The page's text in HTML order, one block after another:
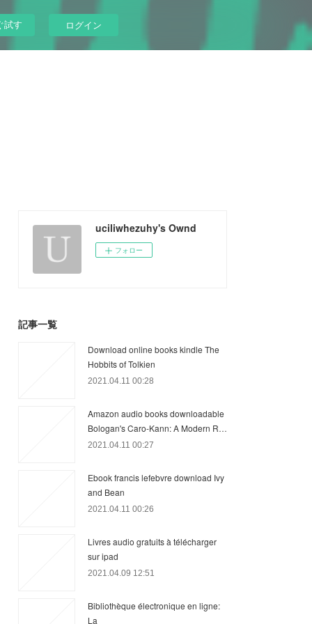
試す ログイン
uciliwhezuhy's Ownd
フォロー
記事一覧
Download online books kindle The
Hobbits of Tolkien
2021.04.11 00:28
Amazon audio books downloadable
Bologan's Caro-Kann: A Modern R…
2021.04.11 00:27
Ebook francis lefebvre download Ivy
and Bean
2021.04.11 00:26
Livres audio gratuits à télécharger
sur ipad
2021.04.09 12:51
Bibliothèque électronique en ligne:
La